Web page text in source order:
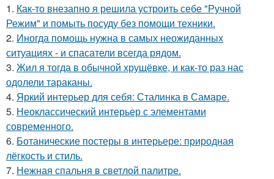
1. Как-то внезапно я решила устроить себе "Ручной
Режим" и помыть посуду без помощи техники.
2. Иногда помощь нужна в самых неожиданных
ситуациях - и спасатели всегда рядом.
3. Жил я тогда в обычной хрущёвке, и как-то раз нас
одолели тараканы.
4. Яркий интерьер для себя: Сталинка в Самаре.
5. Неоклассический интерьер с элементами
современного.
6. Ботанические постеры в интерьере: природная
лёгкость и стиль.
7. Нежная спальня в светлой палитре.